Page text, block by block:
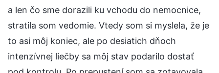
a len čo sme dorazili ku vchodu do nemocnice,
stratila som vedomie. Vtedy som si myslela, že je
to asi môj koniec, ale po desiatich dňoch
intenzívnej liečby sa môj stav podarilo dostať